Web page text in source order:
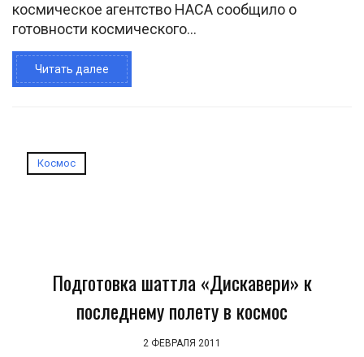
космическое агентство НАСА сообщило о
готовности космического...
Читать далее
Космос
Подготовка шаттла «Дискавери» к
последнему полету в космос
2 ФЕВРАЛЯ 2011